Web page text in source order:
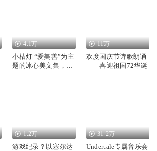
4.1万
小桔灯|“爱美善”为主
题的冰心美文集，中
11万
欢度国庆节诗歌朗诵
——喜迎祖国72华诞
1.2万
游戏纪录？以塞尔达
31.2万
Undertale专属音乐会